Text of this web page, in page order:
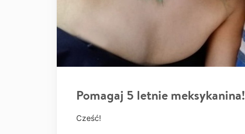
Pomagaj 5 letnie meksykanina!
Cześć!